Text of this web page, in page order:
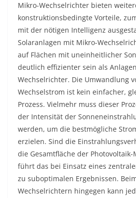
Mikro-Wechselrichter bieten
konstruktionsbedingte Vorteile,
mit der nötigen Intelligenz
Solaranlagen mit Mikro-
auf Flächen mit uneinheitlicher
deutlich effizienter sein als
Wechselrichter. Die Umwandlung
Wechselstrom ist kein einfacher,
Prozess. Vielmehr muss dieser
der Intensität der
werden, um die bestmögliche
erzielen. Sind die
die Gesamtfläche der
führt das bei Einsatz eines
zu suboptimalen Ergebnissen.
Wechselrichtern hingegen kann